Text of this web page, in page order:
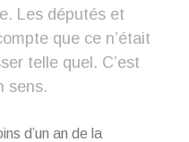
Les députés et
que ce n’était
telle quel. C’est
sens.
d’un an de la